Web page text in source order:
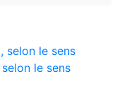
selon le sens
le sens